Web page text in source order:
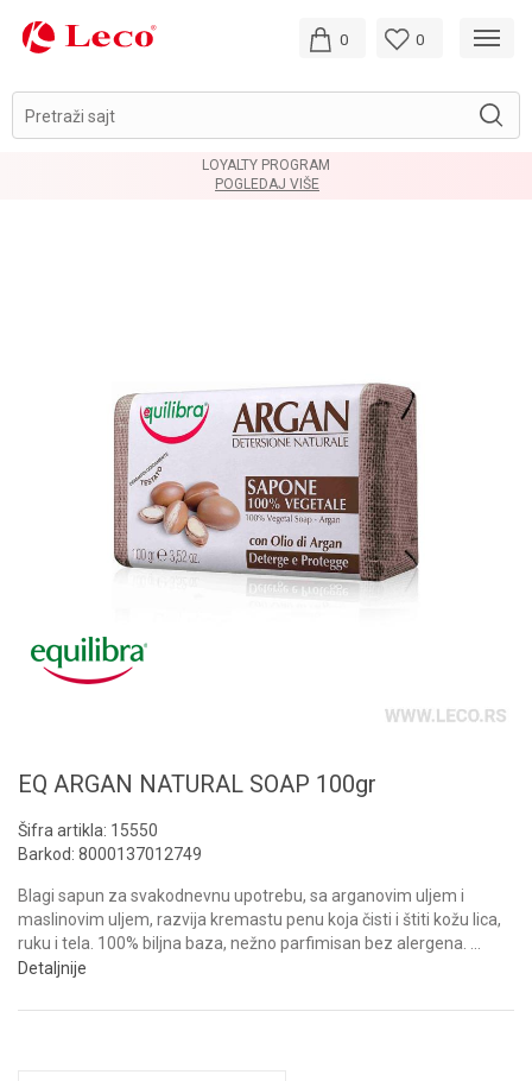
Pretraži sajt
0 0
LOYALTY PROGRAM
POGLEDAJ VIŠE
EQ ARGAN NATURAL SOAP 100gr
Šifra artikla: 15550
Barkod: 8000137012749
Blagi sapun za svakodnevnu upotrebu, sa arganovim uljem i
maslinovim uljem, razvija kremastu penu koja čisti i štiti kožu lica,
ruku i tela. 100% biljna baza, nežno parfimisan bez alergena.
Detaljnije